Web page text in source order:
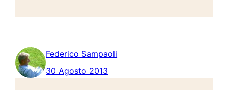
Federico Sampaoli
30 Agosto 2013